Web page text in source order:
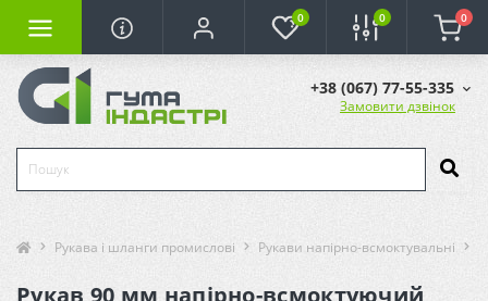
0 0 0
+38 (067) 77-55-335
Замовити дзвінок
Рукава і шланги промислові Рукави напірно-всмоктувальні
Рукав 90 мм напірно-всмоктуючий